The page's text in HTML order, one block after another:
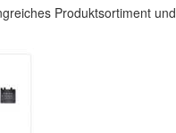
Produktsortiment und